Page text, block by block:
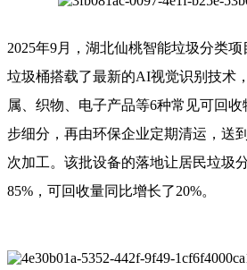
2025年9月，湖北仙桃智能垃圾分类
垃圾桶搭载了最新的AI视觉识别技术
属、织物、电子产品等6种常见可回收
步细分，再由环保企业定期清运，送
次加工。该批设备的落地让居民垃圾
85% ，可回收量同比增长了20%。